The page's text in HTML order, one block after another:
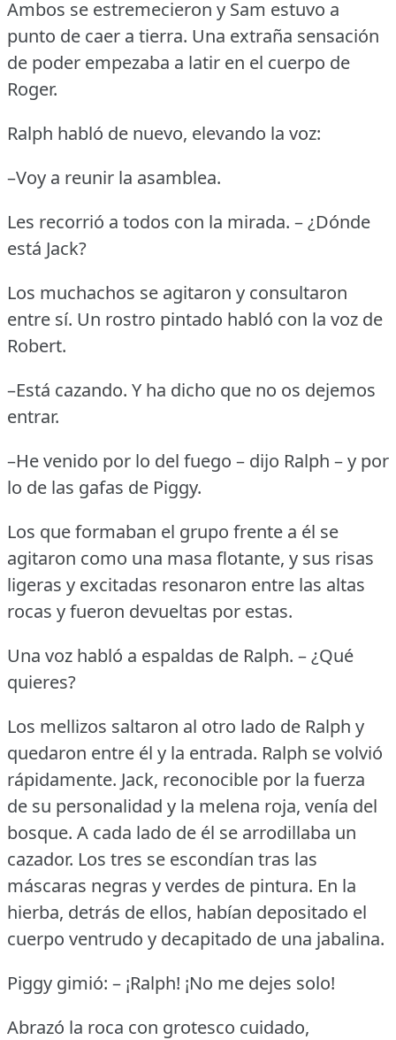
Ambos se estremecieron y Sam estuvo a
punto de caer a tierra. Una extraña sensación
de poder empezaba a latir en el cuerpo de
Roger.
Ralph habló de nuevo, elevando la voz:
–Voy a reunir la asamblea.
Les recorrió a todos con la mirada. – ¿Dónde
está Jack?
Los muchachos se agitaron y consultaron
entre sí. Un rostro pintado habló con la voz de
Robert.
–Está cazando. Y ha dicho que no os dejemos
entrar.
–He venido por lo del fuego – dijo Ralph – y por
lo de las gafas de Piggy.
Los que formaban el grupo frente a él se
agitaron como una masa flotante, y sus risas
ligeras y excitadas resonaron entre las altas
rocas y fueron devueltas por estas.
Una voz habló a espaldas de Ralph. – ¿Qué
quieres?
Los mellizos saltaron al otro lado de Ralph y
quedaron entre él y la entrada. Ralph se volvió
rápidamente. Jack, reconocible por la fuerza
de su personalidad y la melena roja, venía del
bosque. A cada lado de él se arrodillaba un
cazador. Los tres se escondían tras las
máscaras negras y verdes de pintura. En la
hierba, detrás de ellos, habían depositado el
cuerpo ventrudo y decapitado de una jabalina.
Piggy gimió: – ¡Ralph! ¡No me dejes solo!
Abrazó la roca con grotesco cuidado,